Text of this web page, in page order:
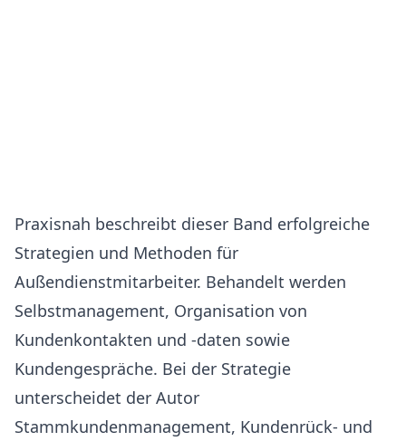
Praxisnah beschreibt dieser Band erfolgreiche
Strategien und Methoden für
Außendienstmitarbeiter. Behandelt werden
Selbstmanagement, Organisation von
Kundenkontakten und -daten sowie
Kundengespräche. Bei der Strategie
unterscheidet der Autor
Stammkundenmanagement, Kundenrück- und